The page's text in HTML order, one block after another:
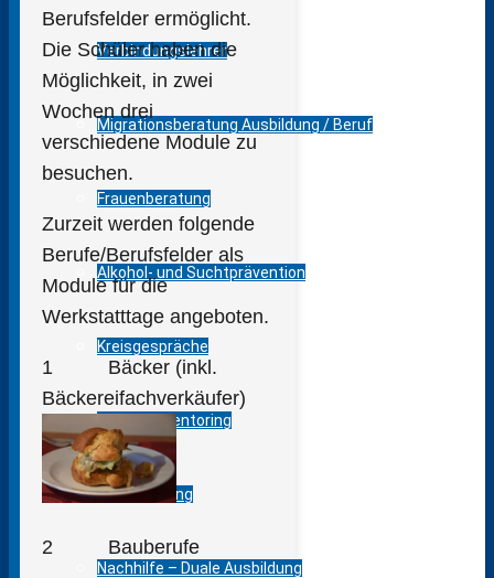
Verbindungslehrer
Migrationsberatung Ausbildung / Beruf
Frauenberatung
Alkohol- und Suchtprävention
Kreisgespräche
Bildungsmentoring
Lerncoaching
Nachhilfe – Duale Ausbildung
Berufsfelder ermöglicht.
Die Schüler haben die
Möglichkeit, in zwei
Wochen drei
verschiedene Module zu
besuchen.
Zurzeit werden folgende
Berufe/Berufsfelder als
Module für die
Werkstatttage angeboten.
1 Bäcker (inkl.
Bäckereifachverkäufer)
2 Bauberufe